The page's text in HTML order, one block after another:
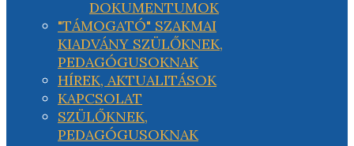
DOKUMENTUMOK
"TÁMOGATÓ" SZAKMAI
KIADVÁNY SZÜLŐKNEK,
PEDAGÓGUSOKNAK
HÍREK, AKTUALITÁSOK
KAPCSOLAT
SZÜLŐKNEK,
PEDAGÓGUSOKNAK